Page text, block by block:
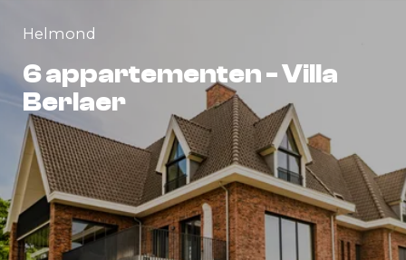
Helmond
6 appartementen - Villa
Berlaer